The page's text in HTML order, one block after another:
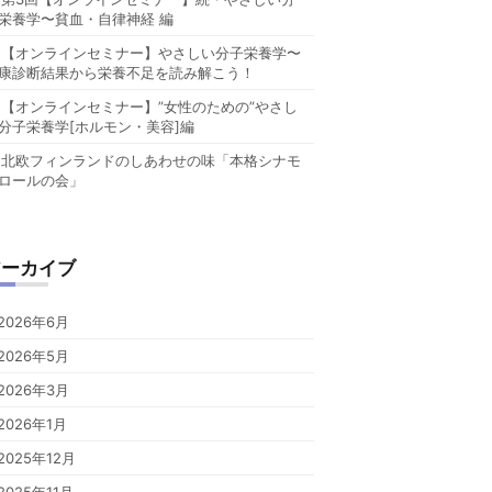
養学〜貧血・自律神経 編
【オンラインセミナー】やさしい分子栄養学〜
診断結果から栄養不足を読み解こう！
【オンラインセミナー】”女性のための”やさし
子栄養学[ホルモン・美容]編
北欧フィンランドのしあわせの味「本格シナモ
ールの会」
カイブ
年6月
年5月
年3月
年1月
年12月